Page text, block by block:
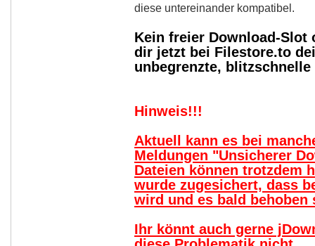
diese untereinander kompatibel.
Kein freier Download-Slot
dir jetzt bei Filestore.to
unbegrenzte,
Hinweis!!!
Aktuell kann es bei
Meldungen "Unsicherer
Dateien können trotzdem
wurde zugesichert, dass
wird und es bald behoben
Ihr könnt auch gerne